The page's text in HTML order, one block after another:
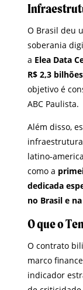
O Brasil deu
soberania
a Elea Data
R$ 2,3 bilhões
objetivo é
ABC Paulista.
Além disso,
latino-
como a
dedicada
no Brasil e
O que o
O contrato
marco
indicador